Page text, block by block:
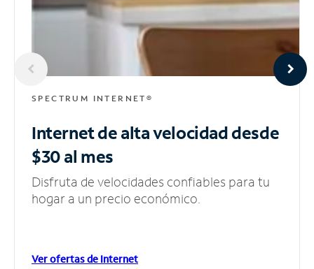
SPECTRUM INTERNET®
Internet de alta velocidaddesde
$30 al mes
Disfruta de velocidades confiables para tu
hogar a un precio económico.
Ver ofertas de Internet